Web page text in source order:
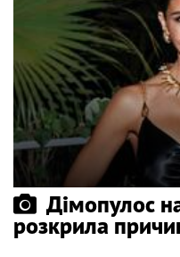
Дімопулос
розкрила